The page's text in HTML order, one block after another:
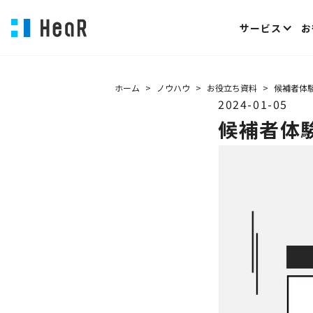
サービス
ホーム > ノウハウ > お役立ち資料 > 候補者体
2024-01-05
候補者体